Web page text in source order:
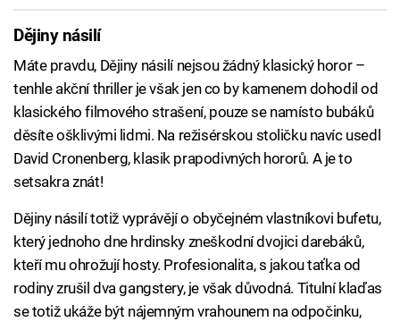
Dějiny násilí
Máte pravdu, Dějiny násilí nejsou žádný klasický horor –
tenhle akční thriller je však jen co by kamenem dohodil od
klasického filmového strašení, pouze se namísto bubáků
děsíte ošklivými lidmi. Na režisérskou stoličku navíc usedl
David Cronenberg, klasik prapodivných hororů. A je to
setsakra znát!
Dějiny násilí totiž vyprávějí o obyčejném vlastníkovi bufetu,
který jednoho dne hrdinsky zneškodní dvojici darebáků,
kteří mu ohrožují hosty. Profesionalita, s jakou taťka od
rodiny zrušil dva gangstery, je však důvodná. Titulní klaďas
se totiž ukáže být nájemným vrahounem na odpočinku,